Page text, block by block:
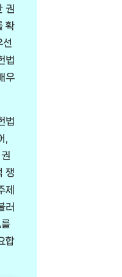
권
확
법
우
법
쟁
제
러
합